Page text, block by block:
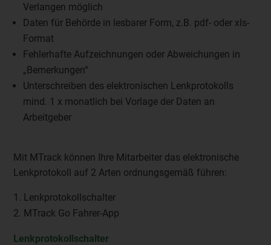
Verlangen möglich
Daten für Behörde in lesbarer Form, z.B. pdf- oder xls-
Format
Fehlerhafte Aufzeichnungen oder Abweichungen in
„Bemerkungen“
Unterschreiben des elektronischen Lenkprotokolls
mind. 1 x monatlich bei Vorlage der Daten an
Arbeitgeber
Mit MTrack können Ihre Mitarbeiter das elektronische
Lenkprotokoll auf 2 Arten ordnungsgemäß führen:
Lenkprotokollschalter
MTrack Go Fahrer-App
Lenkprotokollschalter